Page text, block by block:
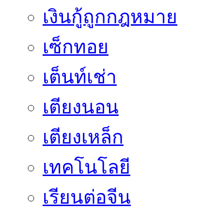
เงินกู้ถูกกฎหมาย
เซ็กทอย
เต็นท์เช่า
เตียงนอน
เตียงเหล็ก
เทคโนโลยี
เรียนต่อจีน